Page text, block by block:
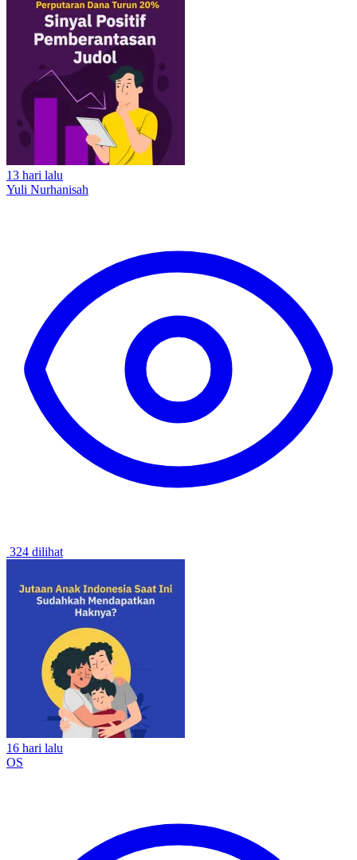
13 hari lalu
Yuli Nurhanisah
324 dilihat
16 hari lalu
OS